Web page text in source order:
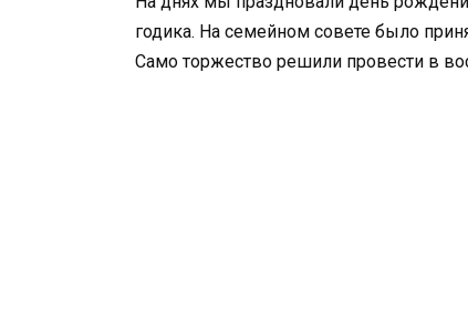
годика. На семейном совете было
Само торжество решили провести в